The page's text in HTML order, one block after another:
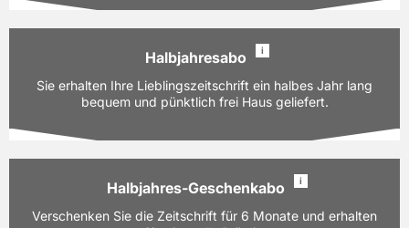
108,00 EUR
inkl. gesetzl. MwSt. & Versand
Prämie auswählen
Ausgaben:
24 Hefte für je z.Zt. 4,50 EUR
Laufzeit:
12 Monate
PAYBACK:
108,00 EUR
inkl. gesetzl. MwSt. & Versand
Halbjahresabo i
Sie erhalten Ihre Lieblingszeitschrift ein halbes Jahr lang
bequem und pünktlich frei Haus geliefert.
Ausgaben:
12 Hefte für je z.Zt. 4,50 EUR
Halbjahres-Geschenkabo i
Verschenken Sie die Zeitschrift für 6 Monate und erhalten